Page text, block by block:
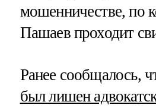
мошенничестве, по
Пашаев проходит
Ранее сообщалось,
был лишен